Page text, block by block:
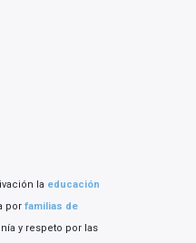
la educación
por familias de
y respeto por las